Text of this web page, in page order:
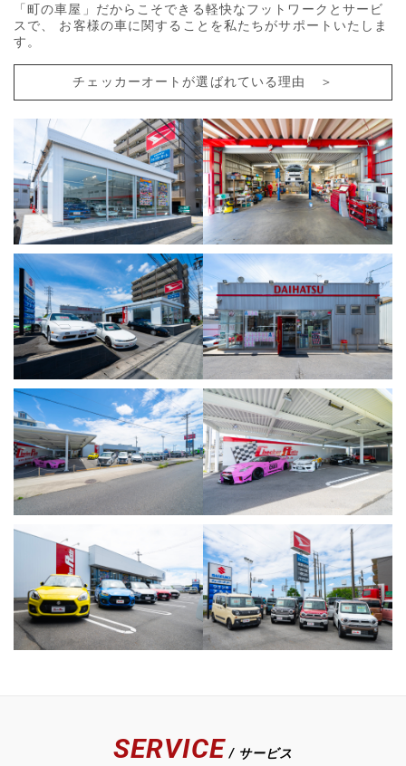
「町の車屋」だからこそできる軽快なフットワークとサービ
スで、
お客様の車に関することを私たちがサポートいたしま
す。
チェッカーオートが選ばれている理由 ＞
SERVICE / サービス